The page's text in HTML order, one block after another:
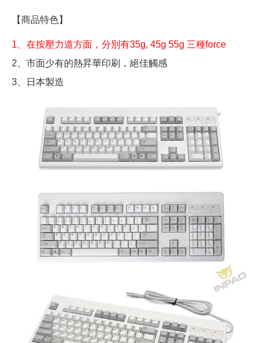
【商品特色】
1、在按壓力道方面，分別有35g, 45g 55g 三種force
2、市面少有的熱昇華印刷，絕佳觸感
3、日本製造